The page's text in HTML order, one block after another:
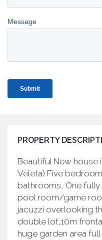
PROPERTY
Beautiful New house
Veleta) Five
bathrooms, One
pool room/game
jacuzzi overlooking
double lot,10m
huge garden area